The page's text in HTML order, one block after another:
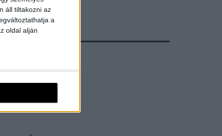
áll tiltakozni az
a
oldal alján